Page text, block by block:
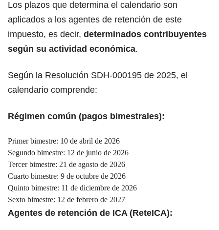
Los plazos que determina el calendario son
aplicados a los agentes de retención de este
impuesto, es decir, determinados contribuyentes
según su actividad económica.
Según la Resolución SDH-000195 de 2025, el
calendario comprende:
Régimen común (pagos bimestrales):
Primer bimestre: 10 de abril de 2026
Segundo bimestre: 12 de junio de 2026
Tercer bimestre: 21 de agosto de 2026
Cuarto bimestre: 9 de octubre de 2026
Quinto bimestre: 11 de diciembre de 2026
Sexto bimestre: 12 de febrero de 2027
Agentes de retención de ICA (ReteICA):